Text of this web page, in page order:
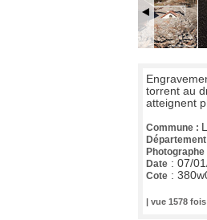
torrent au
atteignent
Commune :
Photographe
Date : 07/
Cote :
| vue 1578 fois